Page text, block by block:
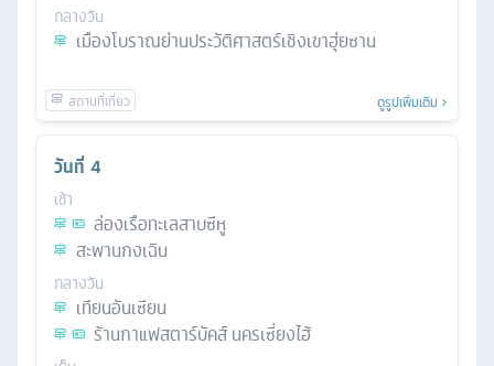
กลางวัน
เมืองโบราณย่านประวัติศาสตร์เชิงเขาฮุ่ยซาน
ดูรูปเพิ่มเติม
วันที่ 4
เช้า
ล่องเรือทะเลสาบซีหู
สะพานกงเฉิน
กลางวัน
เทียนอันเซียน
ร้านกาแฟสตาร์บัคส์ นครเซี่ยงไฮ้